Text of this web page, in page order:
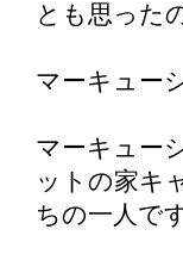
とも思った
マーキュー
マーキュー
ットの家キ
ちの一人で